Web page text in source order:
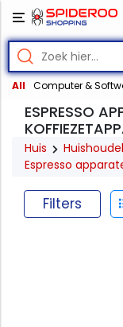
All Computer &
ESPRESSO
Huis
Espresso
Filters